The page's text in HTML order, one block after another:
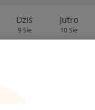
Dziś
9 Sie
Jutro
10 Sie